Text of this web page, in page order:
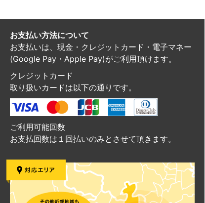
お支払い方法について
お支払いは、現金・クレジットカード・電子マネー
(Google Pay・Apple Pay)がご利用頂けます。
クレジットカード
取り扱いカードは以下の通りです。
ご利用可能回数
お支払回数は１回払いのみとさせて頂きます。